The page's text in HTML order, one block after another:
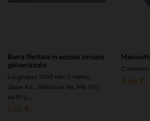
Barra filettata in acciaio zincato
galvanizzato
Lunghezza 1000 mm (1 metro)
classe 4.6. Filettatura M6, M8, M10
ed M12....
1,55 €
4,55 €